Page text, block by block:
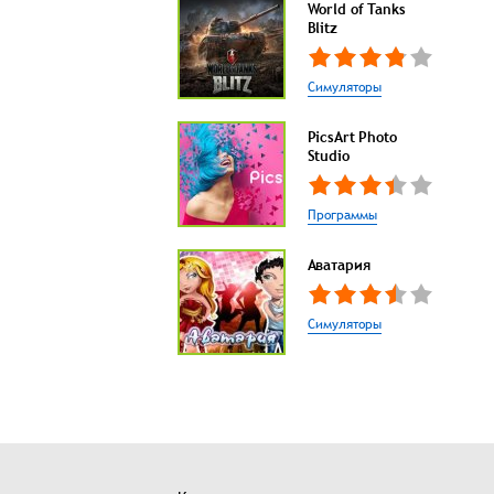
World of Tanks
Blitz
Симуляторы
PicsArt Photo
Studio
Программы
Аватария
Симуляторы